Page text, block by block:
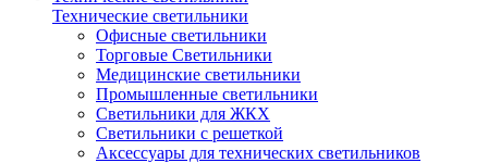
Технические светильники
Офисные светильники
Торговые Светильники
Медицинские светильники
Промышленные светильники
Светильники для ЖКХ
Светильники с решеткой
Аксессуары для технических светильников